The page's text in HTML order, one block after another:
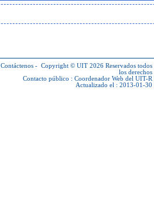
Contáctenos - Copyright © UIT 2026 Reservados todos
los derechos
Contacto público : Coordenador Web del UIT-R
Actualizado el : 2013-01-30